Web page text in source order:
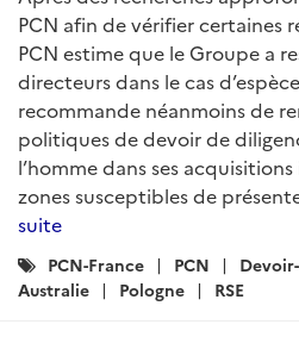
PCN afin de vérifier certaines
PCN estime que le Groupe a
directeurs dans le cas
recommande néanmoins de
politiques de devoir de
l’homme dans ses
zones susceptibles de
suite
Catégories
:
PCN-France PCN
Australie
Pologne RSE